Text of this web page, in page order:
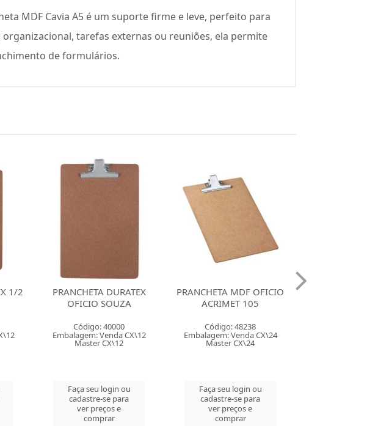
MDF Cavia A5 é um suporte firme e leve, perfeito para
tarefas externas ou reuniões, ela permite
de formulários.
PRANCHETA MDF OFICIO
ACRIMET 105
Código: 48238
Embalagem: Venda CX\24
Master CX\24
Faça seu login ou
cadastre-se para
ver preços e
comprar
PRANCHETA DURATEX
OFICIO STALO 8289
Código: 143665
Embalagem: Venda CX\12
Master CX\12
Faça seu login ou
cadastre-se para
ver preços e
comprar